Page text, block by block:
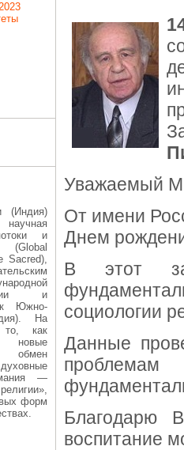
(Индия)
и
(Global
Sacred),
и
Южно-
На
то, как
новые
обмен
—
форм
Уважаемый
От имени
Днем
В этот
социологии
Данные
Благодарю
воспитание